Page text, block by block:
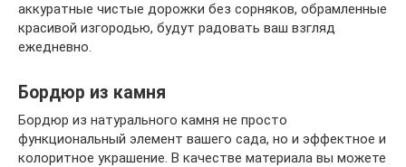
аккуратные чистые дорожки без сорняков, обрамленные
красивой изгородью, будут радовать ваш взгляд
ежедневно.
Бордюр из камня
Бордюр из натурального камня не просто
функциональный элемент вашего сада, но и эффектное и
колоритное украшение. В качестве материала вы можете